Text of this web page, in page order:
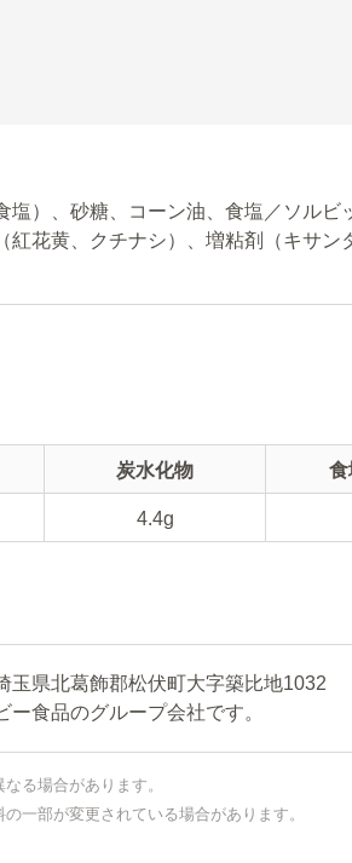
）、砂糖、コーン油、食塩／ソルビ
花黄、クチナシ）、増粘剤（キサン
炭水化物
4.4g
食
県北葛飾郡松伏町大字築比地1032
品のグループ会社です。
る場合があります。
一部が変更されている場合があります。